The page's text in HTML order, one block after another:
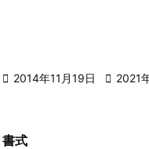
 2014年11月19日  2021
書式